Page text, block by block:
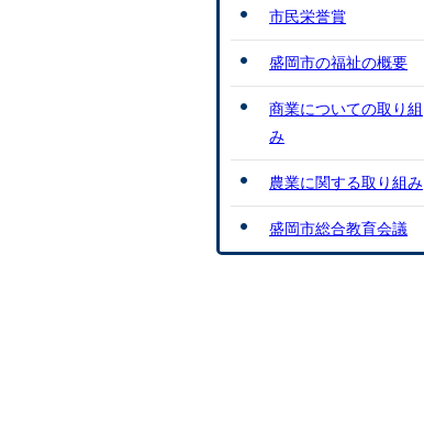
市民栄誉賞
盛岡市の福祉の概要
商業についての取り組
み
農業に関する取り組み
盛岡市総合教育会議